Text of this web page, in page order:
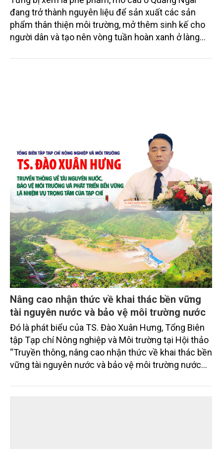
đang trở thành nguyên liệu để sản xuất các sản
phẩm thân thiện môi trường, mở thêm sinh kế cho
người dân và tạo nên vòng tuần hoàn xanh ở làng
chén, dĩa... từ mo cau đã được thị trường trong nước
Nâng cao nhận thức về khai thác bền vững
tài nguyên nước và bảo vệ môi trường nước
Đó là phát biểu của TS. Đào Xuân Hưng, Tổng Biên
tập Tạp chí Nông nghiệp và Môi trường tại Hội thảo
“Truyền thông, nâng cao nhận thức về khai thác bền
vững tài nguyên nước và bảo vệ môi trường nước
trường phối hợp với Sở Nông nghiệp và Môi trường